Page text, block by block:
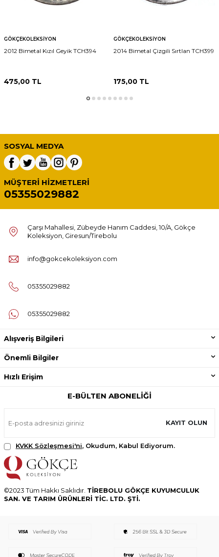
GÖKÇEKOLEKSIYON
2012 Bimetal Kızıl Geyik TCH394
475,00 TL
GÖKÇEKOLEKSIYON
2014 Bimetal Çizgili Sırtlan TCH399
175,00TL
SOSYAL MEDYA
MÜŞTERI HIZMETLERI
05355029882
Çarşı Mahallesi, Zübeyde Hanım Caddesi, 10/A, Gökçe
Koleksiyon, Giresun/Tirebolu
info@gokcekoleksiyon.com
05355029882
05355029882
Alışveriş Bilgileri
Önemli Bilgiler
Hızlı Erişim
E-BÜLTEN ABONELIĞI
KAYIT OLUN
KVKK Sözleşmesi'ni, Okudum, Kabul Ediyorum.
©2023 Tüm Hakkı Saklıdır. TİREBOLU GÖKÇE KUYUMCULUK
SAN. VE TARIM ÜRÜNLERİ TİC. LTD. ŞTİ.